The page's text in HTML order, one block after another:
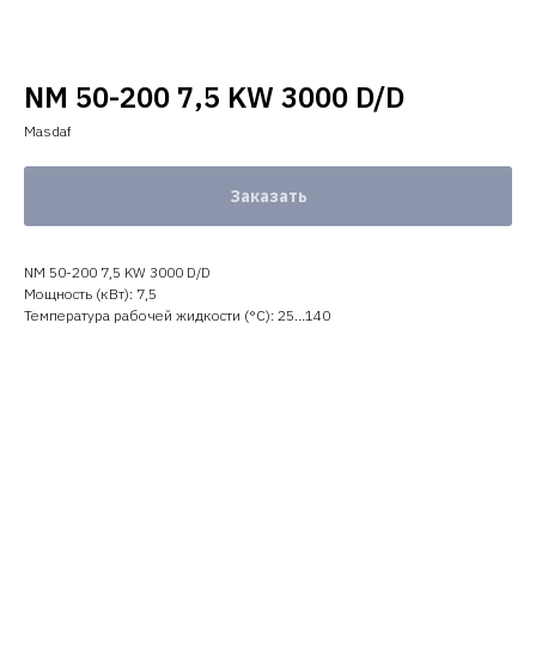
NM 50-200 7,5 KW 3000 D/D
Masdaf
Заказать
NM 50-200 7,5 KW 3000 D/D
Мощность (кВт): 7,5
Температура рабочей жидкости (°C): 25…140